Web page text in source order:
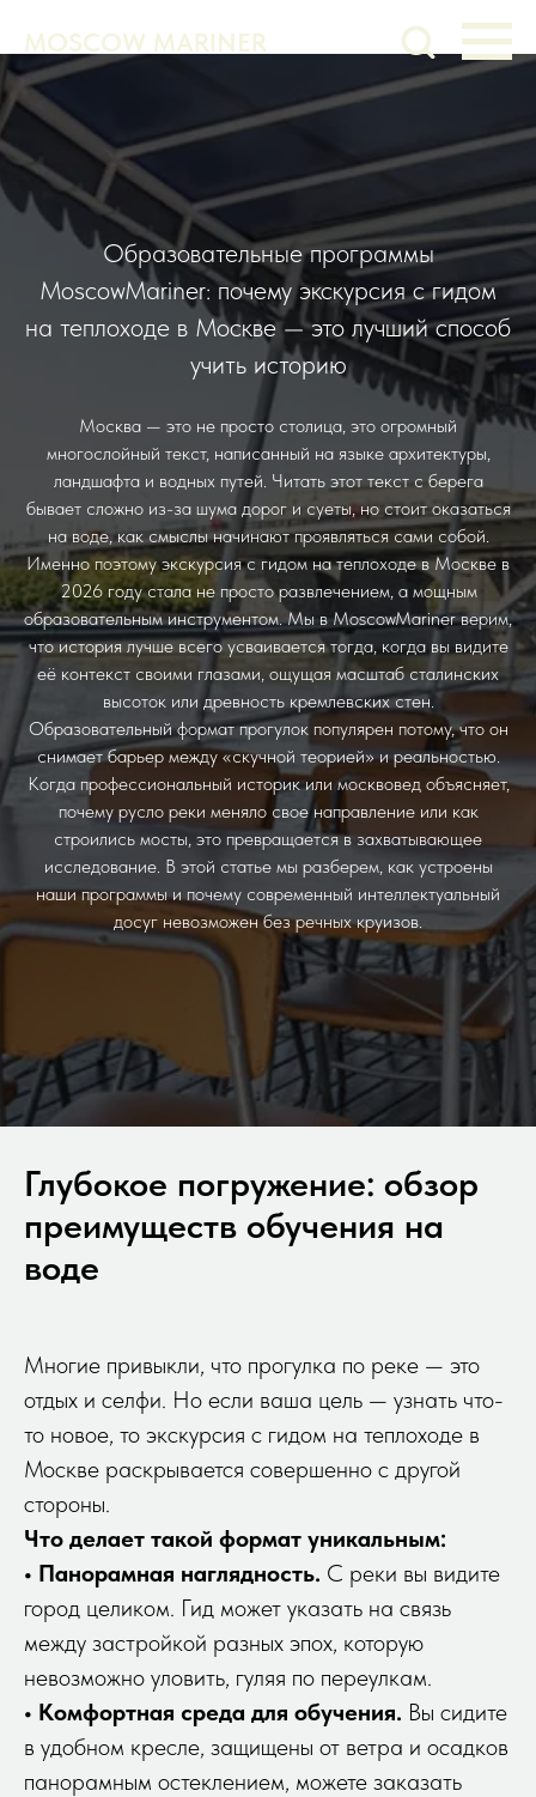
MOSCOW MARINER
Образовательные программы
MoscowMariner: почему экскурсия с гидом
на теплоходе в Москве — это лучший способ
учить историю
Москва — это не просто столица, это огромный
многослойный текст, написанный на языке архитектуры,
ландшафта и водных путей. Читать этот текст с берега
бывает сложно из-за шума дорог и суеты, но стоит оказаться
на воде, как смыслы начинают проявляться сами собой.
Именно поэтому экскурсия с гидом на теплоходе в Москве в
2026 году стала не просто развлечением, а мощным
образовательным инструментом. Мы в MoscowMariner верим,
что история лучше всего усваивается тогда, когда вы видите
её контекст своими глазами, ощущая масштаб сталинских
высоток или древность кремлевских стен.
Образовательный формат прогулок популярен потому, что он
снимает барьер между «скучной теорией» и реальностью.
Когда профессиональный историк или москвовед объясняет,
почему русло реки меняло свое направление или как
строились мосты, это превращается в захватывающее
исследование. В этой статье мы разберем, как устроены
наши программы и почему современный интеллектуальный
досуг невозможен без речных круизов.
Глубокое погружение: обзор
преимуществ обучения на
воде
Многие привыкли, что прогулка по реке — это
отдых и селфи. Но если ваша цель — узнать что-
то новое, то экскурсия с гидом на теплоходе в
Москве раскрывается совершенно с другой
стороны.
Что делает такой формат уникальным:
• Панорамная наглядность. С реки вы видите
город целиком. Гид может указать на связь
между застройкой разных эпох, которую
невозможно уловить, гуляя по переулкам.
• Комфортная среда для обучения. Вы сидите
в удобном кресле, защищены от ветра и осадков
панорамным остеклением, можете заказать